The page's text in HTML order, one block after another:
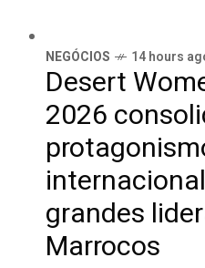
NEGÓCIOS 14 hours
Desert
2026
grandes
Marrocos